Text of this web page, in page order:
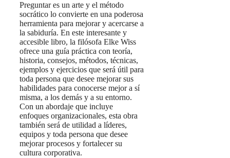
Preguntar es un arte y el método
socrático lo convierte en una poderosa
herramienta para mejorar y acercarse a
la sabiduría. En este interesante y
accesible libro, la filósofa Elke Wiss
ofrece una guía práctica con teoría,
historia, consejos, métodos, técnicas,
ejemplos y ejercicios que será útil para
toda persona que desee mejorar sus
habilidades para conocerse mejor a sí
misma, a los demás y a su entorno.
Con un abordaje que incluye
enfoques organizacionales, esta obra
también será de utilidad a líderes,
equipos y toda persona que desee
mejorar procesos y fortalecer su
cultura corporativa.